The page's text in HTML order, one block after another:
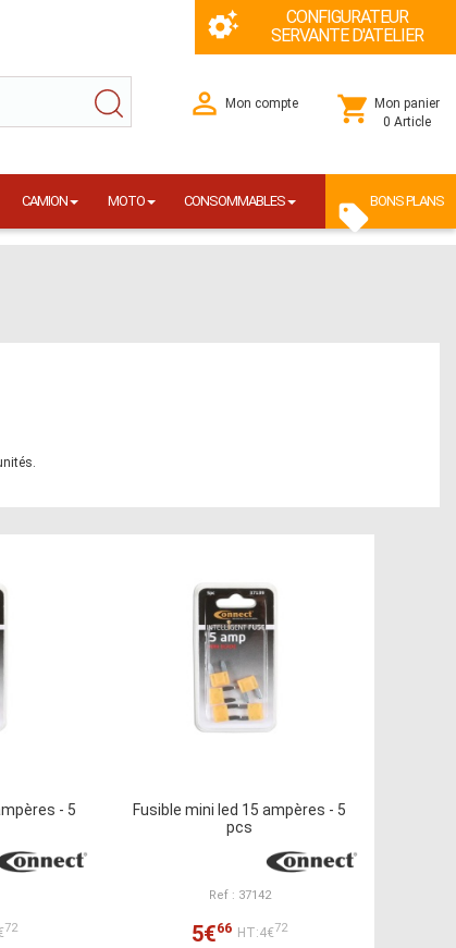
CONFIGURATEUR
SERVANTE D'ATELIER
Mon compte
Mon panier
0 Article
CAMION MOTO CONSOMMABLES BONS PLANS
- 5
72
Fusible mini led 15 ampères - 5
pcs
Ref : 37142
5€66 HT:4€72